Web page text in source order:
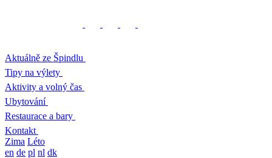
Aktuálně ze Špindlu
Tipy na výlety
Aktivity a volný čas
Ubytování
Restaurace a bary
Kontakt
Zima Léto
en de pl nl dk